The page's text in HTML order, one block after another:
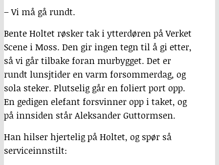
– Vi må gå rundt.
Bente Holtet røsker tak i ytterdøren på Verket
Scene i Moss. Den gir ingen tegn til å gi etter,
så vi går tilbake foran murbygget. Det er
rundt lunsjtider en varm forsommerdag, og
sola steker. Plutselig går en foliert port opp.
En gedigen elefant forsvinner opp i taket, og
på innsiden står Aleksander Guttormsen.
Han hilser hjertelig på Holtet, og spør så
serviceinnstilt: